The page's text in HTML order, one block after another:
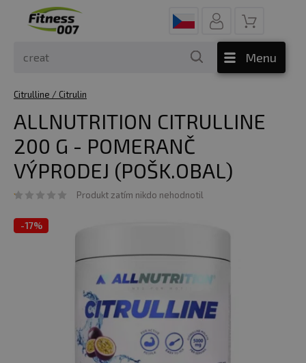
Menu
Citrulline / Citrulin
ALLNUTRITION CITRULLINE
200 G - POMERANČ
VÝPRODEJ (POŠK.OBAL)
Produkt zatím nikdo nehodnotil
-17%